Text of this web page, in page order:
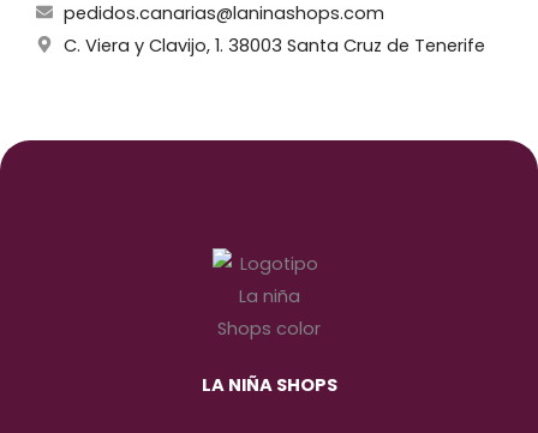
pedidos.canarias@laninashops.com
C. Viera y Clavijo, 1. 38003 Santa Cruz de Tenerife
LA NIÑA SHOPS